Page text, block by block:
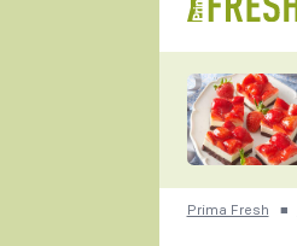
Prima Fresh ■